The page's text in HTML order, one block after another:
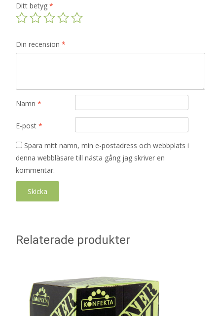
Ditt betyg *
Din recension *
Namn *
E-post *
Spara mitt namn, min e-postadress och webbplats i
denna webbläsare till nästa gång jag skriver en
kommentar.
Relaterade produkter